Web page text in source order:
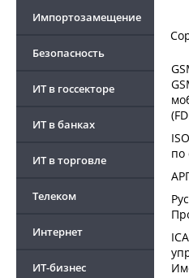
Импортозамещение
Безопасность
ИТ в госсекторе
ИТ в банках
ИТ в торговле
Телеком
Интернет
ИТ-бизнес
по